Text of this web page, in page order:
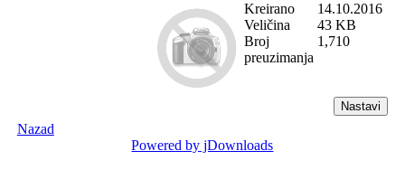
Kreirano
Veličina
Broj
preuzimanja
14.10.2016
43 KB
1,710
Nazad
Powered by jDownloads